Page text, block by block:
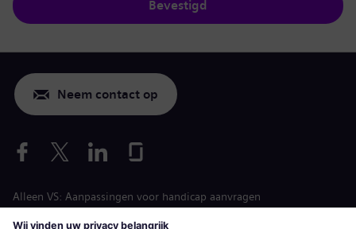
Bevestigd
Neem contact op
Alleen VS: Aanpassingen voor handicap aanvragen